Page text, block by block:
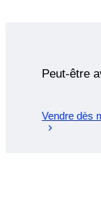
Peut-être
Vendre dès